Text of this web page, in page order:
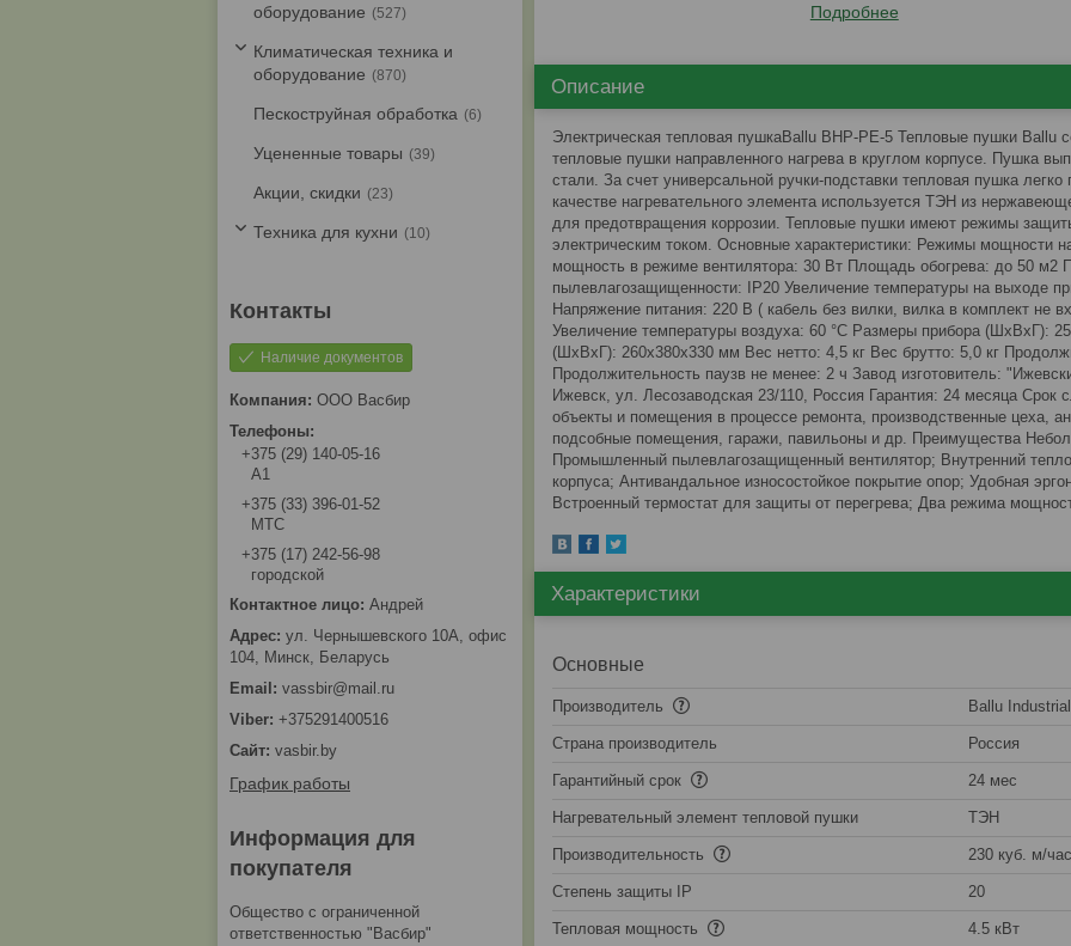
Подробнее
Описание
Электрическая тепловая пушкаBallu BHP-PE-5 Тепловые пушки Ballu
тепловые пушки направленного нагрева в круглом корпусе. Пушка
стали. За счет универсальной ручки-подставки тепловая пушка
качестве нагревательного элемента используется ТЭН из
для предотвращения коррозии. Тепловые пушки имеют режимы
электрическим током. Основные характеристики: Режимы мощности
мощность в режиме вентилятора: 30 Вт Площадь обогрева: до 50 м2
пылевлагозащищенности: IP20 Увеличение температуры на выходе
Напряжение питания: 220 В ( кабель без вилки, вилка в комплект не
Увеличение температуры воздуха: 60 °С Размеры прибора (ШхВхГ):
(ШхВхГ): 260x380x330 мм Вес нетто: 4,5 кг Вес брутто: 5,0 кг
Продолжительность паузв не менее: 2 ч Завод изготовитель:
Ижевск, ул. Лесозаводская 23/110, Россия Гарантия: 24 месяца
объекты и помещения в процессе ремонта, производственные цеха,
подсобные помещения, гаражи, павильоны и др. Преимущества
Промышленный пылевлагозащищенный вентилятор; Внутренний
корпуса; Антивандальное износостойкое покрытие опор; Удобная
Встроенный термостат для защиты от перегрева; Два режима
Характеристики
Основные
Производитель Ballu
Страна производитель Россия
Гарантийный срок 24 мес
Нагревательный элемент тепловой пушки ТЭН
Производительность 230 куб. м/час
Степень защиты IP 20
Тепловая мощность 4.5 кВт
оборудование
527
Климатическая техника и
оборудование
870
Пескоструйная обработка 6
Уцененные товары 39
Акции, скидки 23
Техника для кухни 10
Наличие документов
ООО Васбир
+375 (29) 140-05-16
A1
+375 (33) 396-01-52
МТС
+375 (17) 242-56-98
городской
Андрей
ул. Чернышевского 10А, офис
104, Минск, Беларусь
vassbir@mail.ru
+375291400516
vasbir.by
График работы
Информация для
покупателя
Общество с ограниченной
ответственностью "Васбир"